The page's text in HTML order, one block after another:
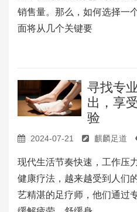
销售量。那么，如何选择一
面将从几个关键要
寻找专
出，享
验
2024-07-21 麒麟足道
现代生活节奏快速，工作压
健康疗法，越来越受到人们
艺精湛的足疗师，他们通过